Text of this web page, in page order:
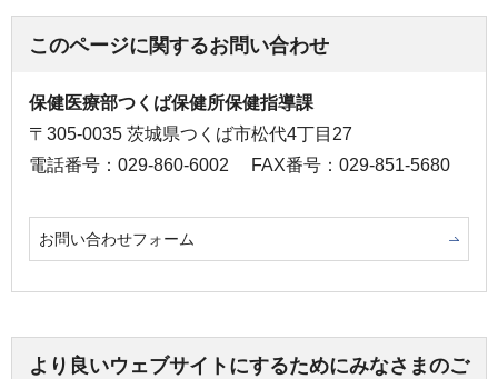
このページに関するお問い合わせ
保健医療部つくば保健所保健指導課
〒305-0035 茨城県つくば市松代4丁目27
電話番号：029-860-6002
FAX番号：029-851-5680
お問い合わせフォーム
より良いウェブサイトにするためにみなさまのご